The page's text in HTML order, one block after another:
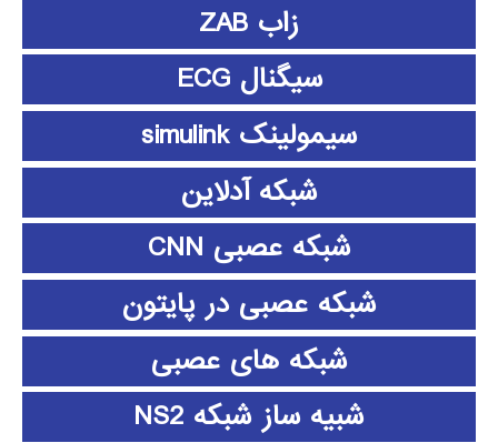
زاب ZAB
سیگنال ECG
سیمولینک simulink
شبکه آدلاین
شبکه عصبی CNN
شبکه عصبی در پایتون
شبکه های عصبی
شبیه ساز شبکه NS2